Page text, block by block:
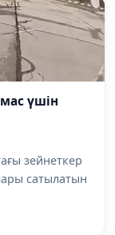
үшін
зейнеткер
сатылатын